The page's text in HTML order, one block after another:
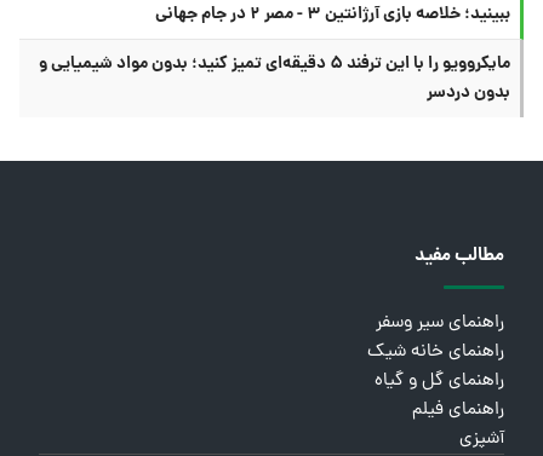
ببینید؛ خلاصه بازی آرژانتین ۳ - مصر ۲ در جام جهانی
مایکروویو را با این ترفند ۵ دقیقه‌ای تمیز کنید؛ بدون مواد شیمیایی و
بدون دردسر
مطالب مفید
راهنمای سیر وسفر
راهنمای خانه شیک
راهنمای گل و گیاه
راهنمای فیلم
آشپزی